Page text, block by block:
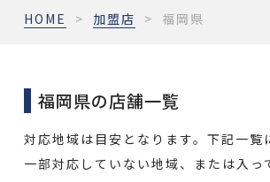
HOME > 加盟店 > 福岡県
福岡県の店舗一覧
対応地域は目安となります。下記一覧
一部対応していない地域、または入っ